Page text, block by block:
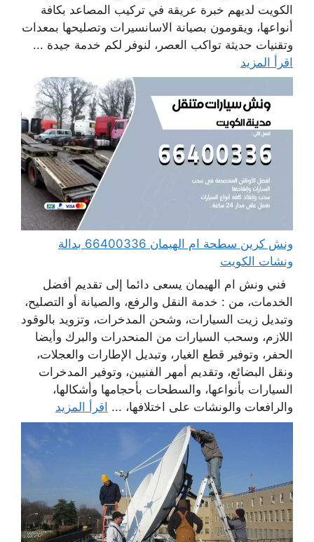
الكويت لديهم خبرة عريقة في تركيب المصاعد بكافة
أنواعها، ويقومون بصيانة الاسانسيرات وتصليحها بمعدات
وتقنيات حديثة تواكب العصر، لنوفر لكم خدمة جيدة ...
اقرأ المزيد
ونش كرين سطحة ام الهيمان 66400336 بدالة
ونشات الكويت
فني ونش ام الهيمان يسعى دائما إلى تقديم أفضل
الخدمات، من : خدمة النقل والرفع، والصيانة أو التصليح،
وتبديل زيت السيارات، وشحن المدخرات، وتزويد بالوقود
اللازم، وسحب السيارات من المنحدرات والبرك وأيضا
الحفر، وتوفير قطع الغيار، وتبديل الإطارات والعجلات،
ونقل البضائع، وتقديم أمهر الفنيين، وتوفير المدخرات
السيارات بأنواعها، والسطحات بأحجامها وأشكالها،
والرافعات والونشات على اختلافها، ... اقرأ المزيد